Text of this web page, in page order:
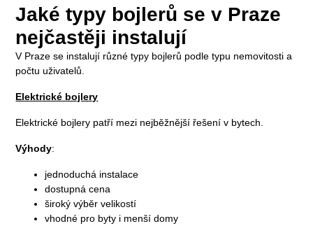
Jaké typy bojlerů se v Praze
nejčastěji instalují
V Praze se instalují různé typy bojlerů podle typu nemovitosti a
počtu uživatelů.
Elektrické bojlery
Elektrické bojlery patří mezi nejběžnější řešení v bytech.
Výhody:
jednoduchá instalace
dostupná cena
široký výběr velikostí
vhodné pro byty i menší domy